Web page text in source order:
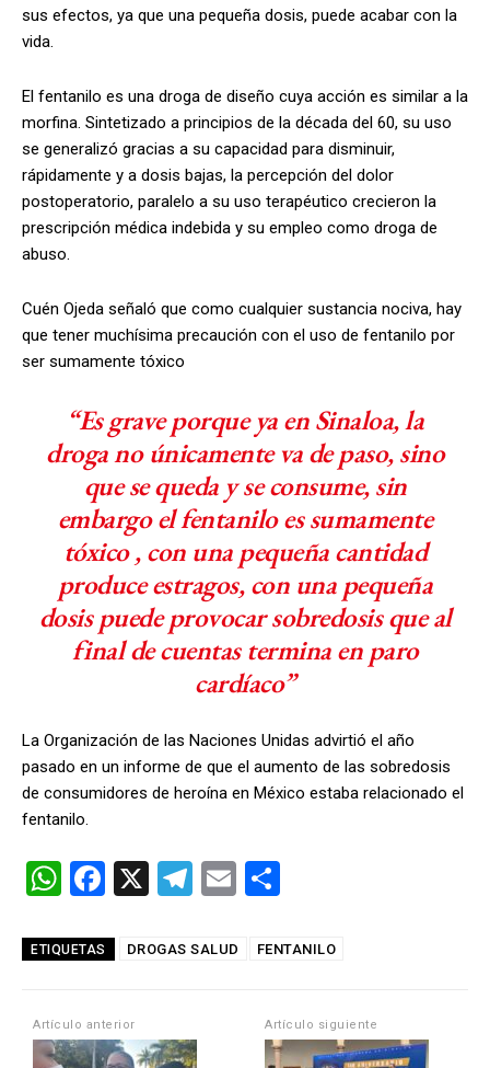
sus efectos, ya que una pequeña dosis, puede acabar con la
vida.
El fentanilo es una droga de diseño cuya acción es similar a la
morfina. Sintetizado a principios de la década del 60, su uso
se generalizó gracias a su capacidad para disminuir,
rápidamente y a dosis bajas, la percepción del dolor
postoperatorio, paralelo a su uso terapéutico crecieron la
prescripción médica indebida y su empleo como droga de
abuso.
Cuén Ojeda señaló que como cualquier sustancia nociva, hay
que tener muchísima precaución con el uso de fentanilo por
ser sumamente tóxico
“Es grave porque ya en Sinaloa, la
droga no únicamente va de paso, sino
que se queda y se consume, sin
embargo el fentanilo es sumamente
tóxico , con una pequeña cantidad
produce estragos, con una pequeña
dosis puede provocar sobredosis que al
final de cuentas termina en paro
cardíaco”
La Organización de las Naciones Unidas advirtió el año
pasado en un informe de que el aumento de las sobredosis
de consumidores de heroína en México estaba relacionado el
fentanilo.
W
at
A
p
F
ce
o
o
X
T
e
m
E
ail m
ar
tir
ETIQUETAS DROGAS SALUD FENTANILO
Artículo anterior Artículo siguiente